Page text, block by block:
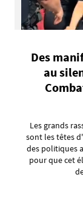
Des
au
Les grands
sont les têtes
des politiques
pour que cet